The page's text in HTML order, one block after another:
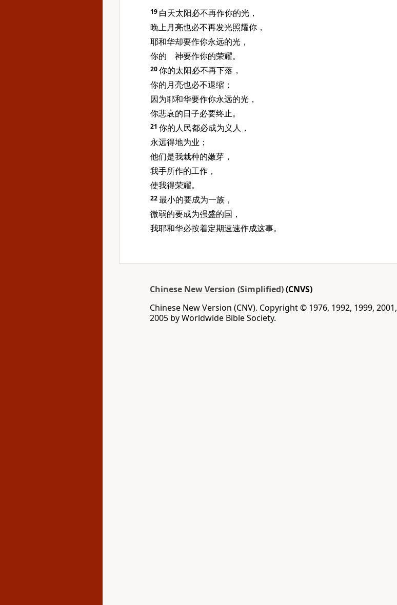
19 白天太阳必不再作你的光，
晚上月亮也必不再发光照耀你，
耶和华却要作你永远的光，
你的 神要作你的荣耀。
20你的太阳必不再下落，
你的月亮也必不退缩；
因为耶和华要作你永远的光，
你悲哀的日子必要终止。
21 你的人民都必成为义人，
永远得地为业；
他们是我栽种的嫩芽，
我手所作的工作，
使我得荣耀。
22最小的要成为一族，
微弱的要成为强盛的国，
我耶和华必按着定期速速作成这事。
Chinese New Version (Simplified)(CNVS)
Chinese New Version (CNV). Copyright © 1976, 1992, 1999, 2001,
2005 by Worldwide Bible Society.